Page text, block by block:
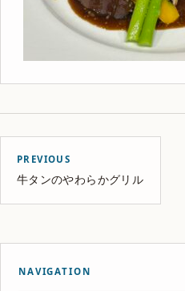
PREVIOUS
牛タンのやわらかグリル
NAVIGATION